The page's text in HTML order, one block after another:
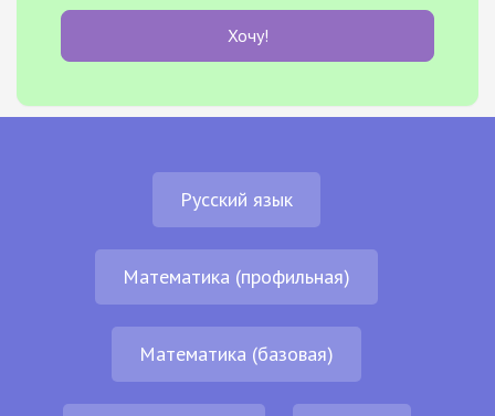
Хочу!
Русский язык
Математика (профильная)
Математика (базовая)